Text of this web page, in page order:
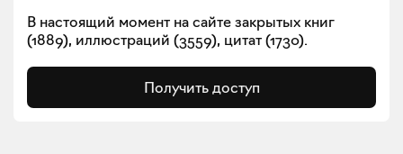
В настоящий момент на сайте закрытых книг
(1889), иллюстраций (3559), цитат (1730).
Получить доступ